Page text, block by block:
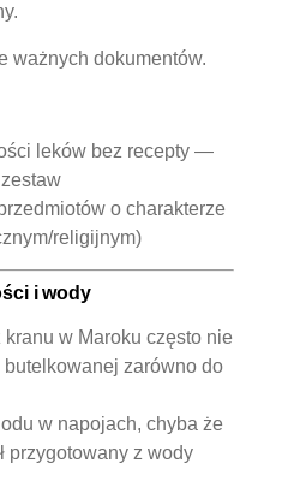
ważnych dokumentów.
leków bez recepty —
o charakterze
religijnym)
i wody
kranu w Maroku często nie
zarówno do
w napojach, chyba że
przygotowany z wody